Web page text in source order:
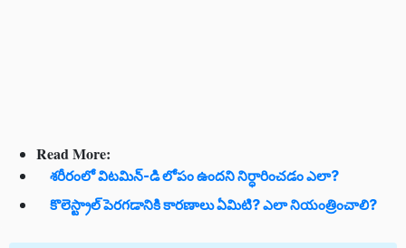
Read More:
శరీరంలో విటమిన్-డి లోపం ఉందని నిర్ధారించడం ఎలా?
కొలెస్ట్రాల్ పెరగడానికి కారణాలు ఏమిటి? ఎలా నియంత్రించాలి?